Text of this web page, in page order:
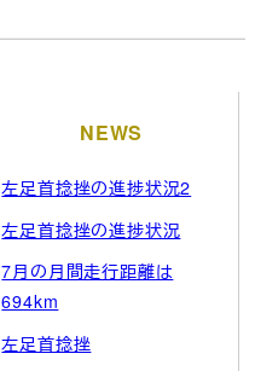
NEWS
左足首捻挫の進捗状況2
左足首捻挫の進捗状況
7月の月間走行距離は
694km
左足首捻挫